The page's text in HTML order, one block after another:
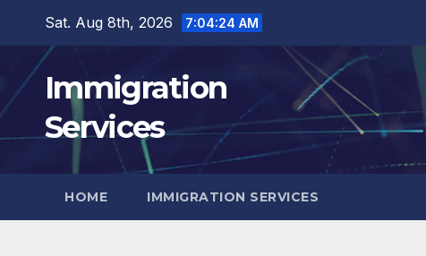
content
Sat. Aug 8th, 2026 7:04:25 AM
Immigration
Services
HOME IMMIGRATION SERVICES